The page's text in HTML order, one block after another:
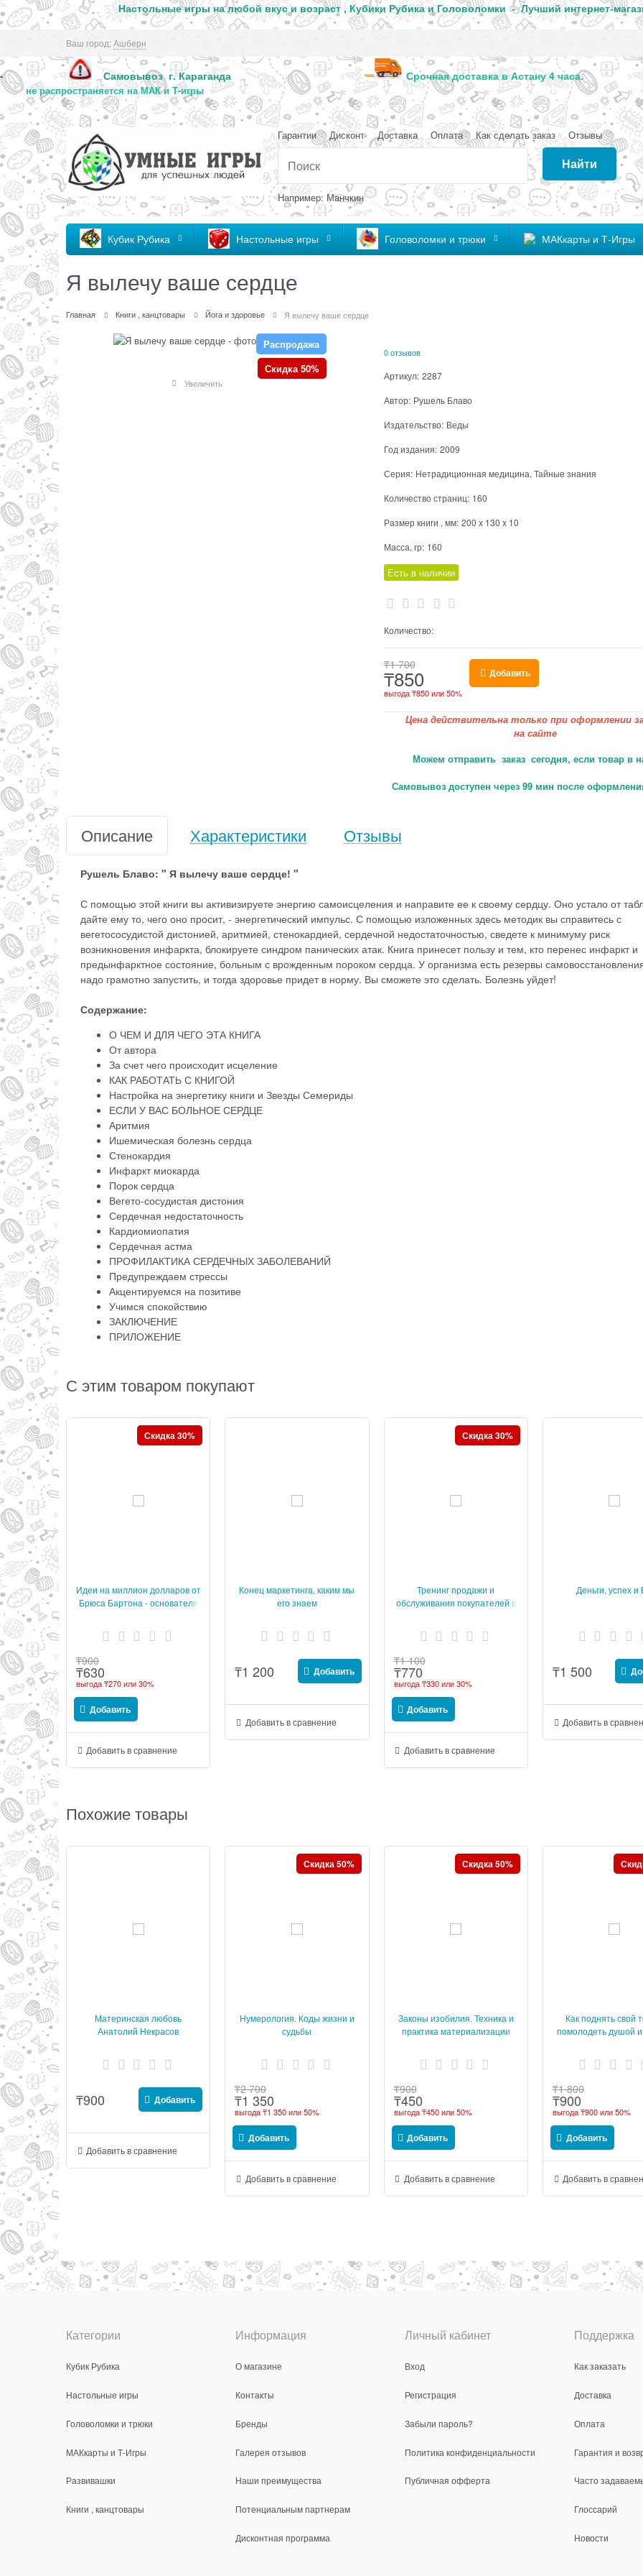
Настольные игры на любой вкус и возраст , Кубики Рубика и Головоломки - Лучший интернет-
Ваш город:Ашберн
- Самовывоз г. Караганда Срочная доставка в Астану 4
не распространяется на МАК и Т-игры
Гарантии Дисконт Доставка Оплата Как сделать заказ Отзывы
Найти
Например: Манчкин
Кубик Рубика Настольные игры Головоломки и трюки МАКкарты и Т-Игры
Я вылечу ваше сердце
Главная Книги , канцтовары Йога и здоровье Я вылечу ваше сердце
Распродажа
Скидка 50%
Увеличить
0 отзывов
Артикул: 2287
Автор: Рушель Блаво
Издательство: Веды
Год издания: 2009
Серия: Нетрадиционная медицина, Тайные знания
Количество страниц: 160
Размер книги , мм: 200 x 130 x 10
Масса, гр: 160
Есть в наличии
Количество:
₸1 700
₸850
выгода₸850или50%
Добавить
Цена действительна только при оформлении
на сайте
Можем отправить заказ сегодня, если товар в
Самовывоз доступен через 99 мин после
Описание Характеристики Отзывы
Рушель Блаво: " Я вылечу ваше сердце! "
С помощью этой книги вы активизируете энергию самоисцеления и направите ее к своему сердцу. Оно устало от
дайте ему то, чего оно просит, - энергетический импульс. С помощью изложенных здесь методик вы справитесь с
вегетососудистой дистонией, аритмией, стенокардией, сердечной недостаточностью, сведете к минимуму риск
возникновения инфаркта, блокируете синдром панических атак. Книга принесет пользу и тем, кто перенес инфаркт и
предынфарктное состояние, больным с врожденным пороком сердца. У организма есть резервы
надо грамотно запустить, и тогда здоровье придет в норму. Вы сможете это сделать. Болезнь уйдет!
Содержание:
О ЧЕМ И ДЛЯ ЧЕГО ЭТА КНИГА
От автора
За счет чего происходит исцеление
КАК РАБОТАТЬ С КНИГОЙ
Настройка на энергетику книги и Звезды Семериды
ЕСЛИ У ВАС БОЛЬНОЕ СЕРДЦЕ
Аритмия
Ишемическая болезнь сердца
Стенокардия
Инфаркт миокарда
Порок сердца
Вегето-сосудистая дистония
Сердечная недостаточность
Кардиомиопатия
Сердечная астма
ПРОФИЛАКТИКА СЕРДЕЧНЫХ ЗАБОЛЕВАНИЙ
Предупреждаем стрессы
Акцентируемся на позитиве
Учимся спокойствию
ЗАКЛЮЧЕНИЕ
ПРИЛОЖЕНИЕ
С этим товаром покупают
Идеи на миллион долларов от
Брюса Бартона - основателя
рекламного агентства BBDO
Скидка 30%
₸900
₸630
выгода₸270или30%
Добавить
Добавить в сравнение
Конец маркетинга, каким мы
его знаем
₸1 200 Добавить
Добавить в сравнение
Тренинг продажи и
обслуживания покупателей в
Скидка 30%
₸1 100
₸770
выгода₸330или30%
Добавить
Добавить в сравнение
Деньги, успех и
₸1 500
Добавить в
Похожие товары
Материнская любовь
Анатолий Некрасов
₸900 Добавить
Добавить в сравнение
Нумерология. Коды жизни и
судьбы
Скидка 50%
₸2 700
₸1 350
выгода₸1 350или50%
Добавить
Добавить в сравнение
Законы изобилия. Техника и
практика материализации
Скидка 50%
₸900
₸450
выгода₸450или50%
Добавить
Добавить в сравнение
Как поднять свой
помолодеть душой
₸1 800
₸900
выгода₸900или50%
Добавить
Добавить в
Категории
Кубик Рубика
Настольные игры
Головоломки и трюки
МАКкарты и Т-Игры
Развивашки
Книги , канцтовары
Информация
О магазине
Контакты
Бренды
Галерея отзывов
Наши преимущества
Потенциальным партнерам
Дисконтная программа
Личный кабинет
Вход
Регистрация
Забыли пароль?
Политика конфиденциальности
Публичная офферта
Поддержка
Как заказать
Доставка
Оплата
Гарантия и
Часто
Глоссарий
Новости